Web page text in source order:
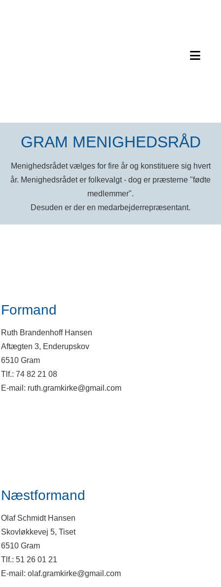
GRAM MENIGHEDSRÅD
Menighedsrådet vælges for fire år og konstituere sig hvert
år. Menighedsrådet er folkevalgt - dog er præsterne "fødte
medlemmer".
Desuden er der en medarbejderrepræsentant.
Formand
Ruth Brandenhoff Hansen
Aftægten 3, Enderupskov
6510 Gram
Tlf.: 74 82 21 08
E-mail: ruth.gramkirke@gmail.com
Næstformand
Olaf Schmidt Hansen
Skovløkkevej 5, Tiset
6510 Gram
Tlf.: 51 26 01 21
E-mail: olaf.gramkirke@gmail.com